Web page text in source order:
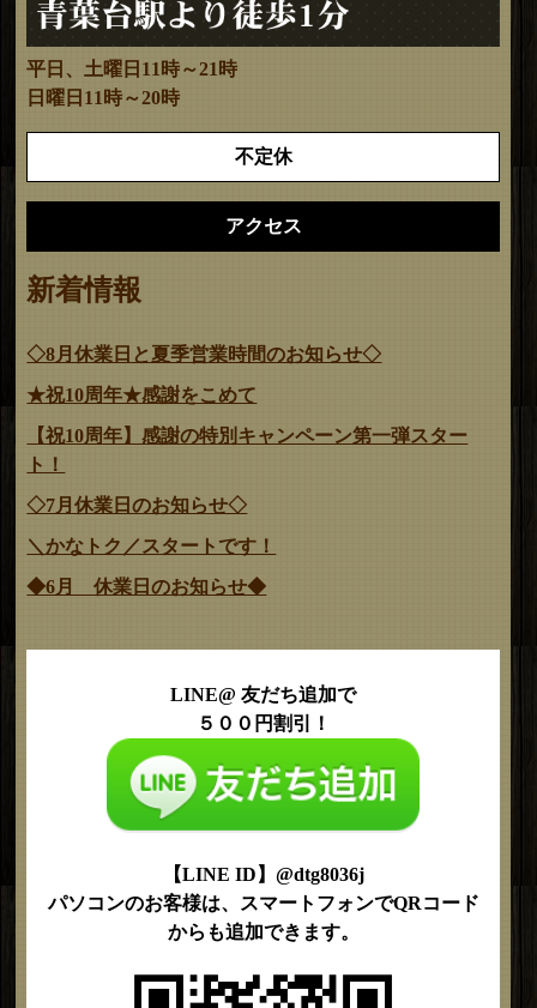
平日、土曜日11時～21時
日曜日11時～20時
不定休
アクセス
新着情報
◇8月休業日と夏季営業時間のお知らせ◇
★祝10周年★感謝をこめて
【祝10周年】感謝の特別キャンペーン第一弾スター
ト！
◇7月休業日のお知らせ◇
＼かなトク／スタートです！
◆6月 休業日のお知らせ◆
LINE@ 友だち追加で
５００円割引！
【LINE ID】@dtg8036j
パソコンのお客様は、スマートフォンでQRコード
からも追加できます。